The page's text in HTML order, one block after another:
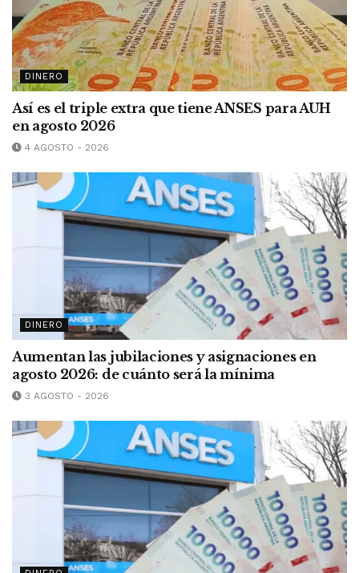
DINERO
Así es el triple extra que tiene ANSES para AUH
en agosto 2026
4 AGOSTO - 2026
DINERO
Aumentan las jubilaciones y asignaciones en
agosto 2026: de cuánto será la mínima
3 AGOSTO - 2026